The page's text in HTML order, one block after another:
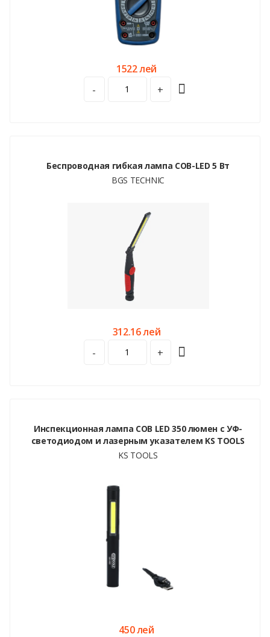
1522 лей
-
+
Беспроводная гибкая лампа COB-LED 5 Вт
BGS TECHNIC
312.16 лей
-
+
Инспекционная лампа COB LED 350 люмен с УФ-
светодиодом и лазерным указателем KS TOOLS
KS TOOLS
450 лей